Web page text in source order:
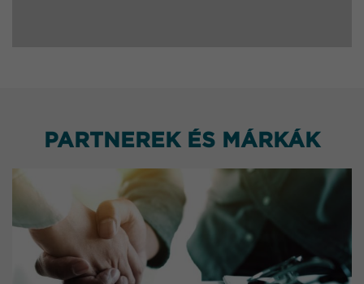
PARTNEREK ÉS MÁRKÁK